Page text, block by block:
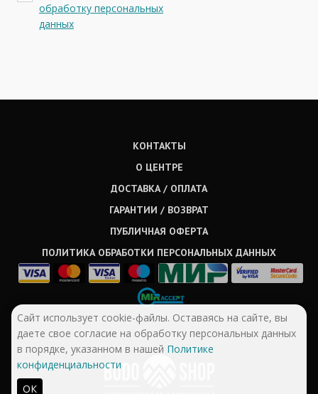
обработку персональных
данных
КОНТАКТЫ
О ЦЕНТРЕ
ДОСТАВКА / ОПЛАТА
ГАРАНТИИ / ВОЗВРАТ
ПУБЛИЧНАЯ ОФЕРТА
ПОЛИТИКА ОБРАБОТКИ ПЕРСОНАЛЬНЫХ ДАННЫХ
Сайт использует cookie-файлы. Оставаясь на сайте, вы
даете свое согласие на обработку персональных данных
в порядке, указанном в нашей Политике
конфиденциальности
ОК